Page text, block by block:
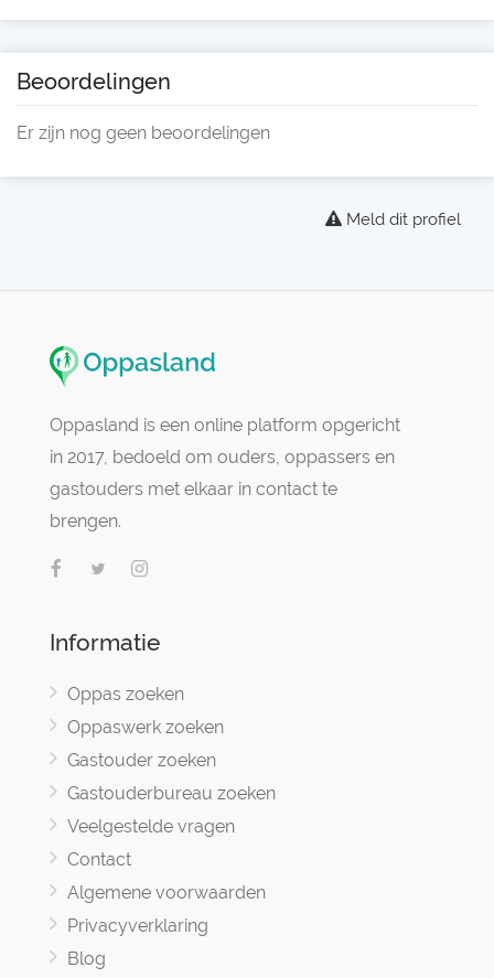
Beoordelingen
Er zijn nog geen beoordelingen
Meld dit profiel
Oppasland is een online platform opgericht
in 2017, bedoeld om ouders, oppassers en
gastouders met elkaar in contact te
brengen.
Informatie
Oppas zoeken
Oppaswerk zoeken
Gastouder zoeken
Gastouderbureau zoeken
Veelgestelde vragen
Contact
Algemene voorwaarden
Privacyverklaring
Blog